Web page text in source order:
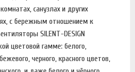
санузлах и других
с бережным отношением к
SILENT-DESIGN
цветовой гамме: белого,
черного, красного цветов,